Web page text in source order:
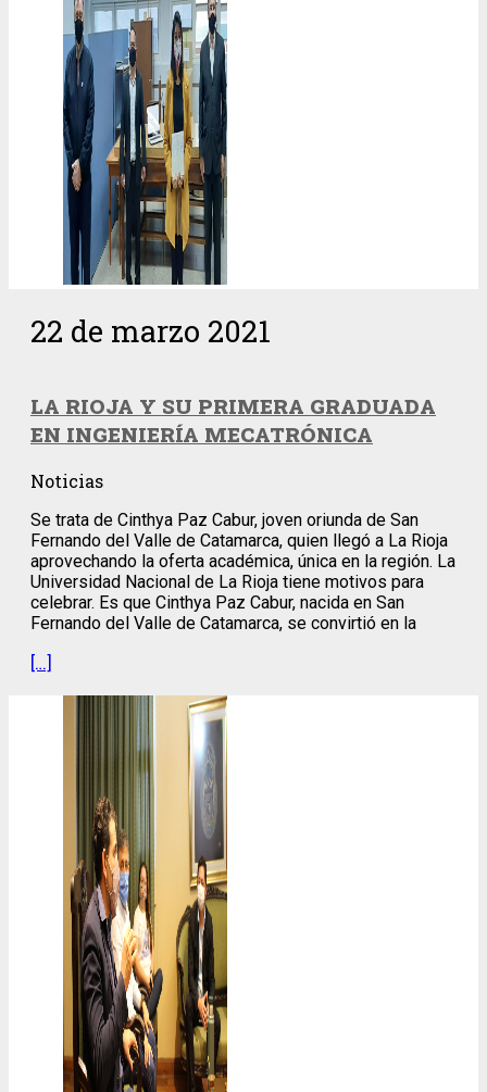
22 de marzo 2021
LA RIOJA Y SU PRIMERA GRADUADA
EN INGENIERÍA MECATRÓNICA
Noticias
Se trata de Cinthya Paz Cabur, joven oriunda de San
Fernando del Valle de Catamarca, quien llegó a La Rioja
aprovechando la oferta académica, única en la región. La
Universidad Nacional de La Rioja tiene motivos para
celebrar. Es que Cinthya Paz Cabur, nacida en San
Fernando del Valle de Catamarca, se convirtió en la
[…]